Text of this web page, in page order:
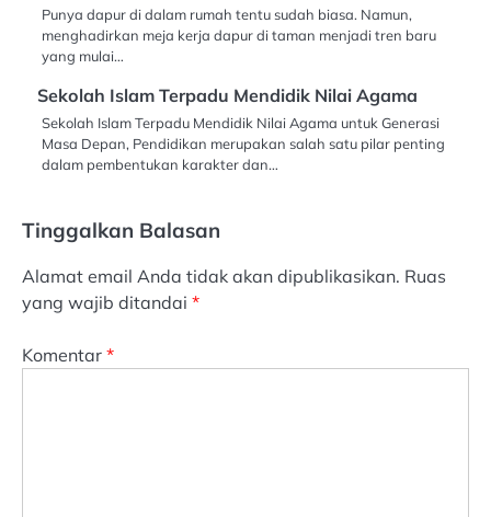
Punya dapur di dalam rumah tentu sudah biasa. Namun,
menghadirkan meja kerja dapur di taman menjadi tren baru
yang mulai…
Sekolah Islam Terpadu Mendidik Nilai Agama
Sekolah Islam Terpadu Mendidik Nilai Agama untuk Generasi
Masa Depan, Pendidikan merupakan salah satu pilar penting
dalam pembentukan karakter dan…
Tinggalkan Balasan
Alamat email Anda tidak akan dipublikasikan. Ruas
yang wajib ditandai *
Komentar *